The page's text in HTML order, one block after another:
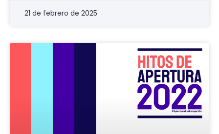
21 de febrero de 2025